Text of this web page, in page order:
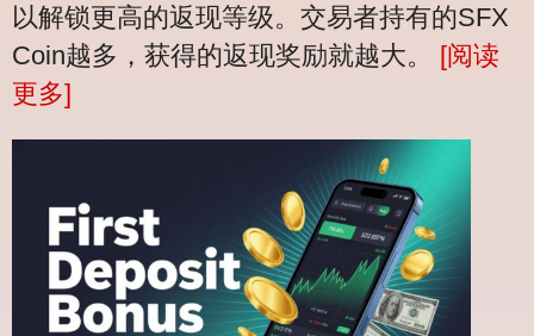
以解锁更高的返现等级。交易者持有的SFX
Coin越多，获得的返现奖励就越大。 [阅读
更多]